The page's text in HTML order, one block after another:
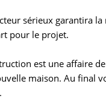
sérieux garantira
pour le projet.
est une affaire
maison. Au final